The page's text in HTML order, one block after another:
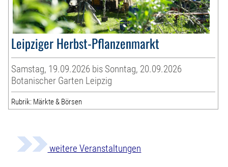
Leipziger Herbst-Pflanzenmarkt
Samstag, 19.09.2026 bis Sonntag, 20.09.2026
Botanischer Garten Leipzig
Rubrik: Märkte & Börsen
weitere Veranstaltungen